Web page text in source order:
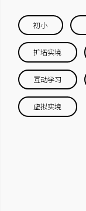
初小
扩增实境
互动学习
虚拟实境